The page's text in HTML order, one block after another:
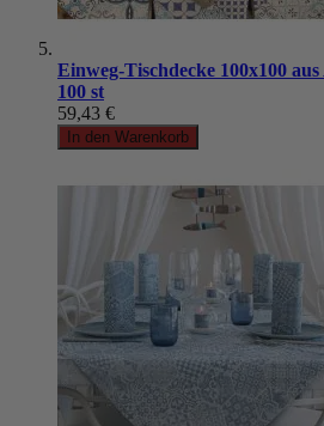
Einweg-Tischdecke 100x100
100 st
59,43 €
In den Warenkorb